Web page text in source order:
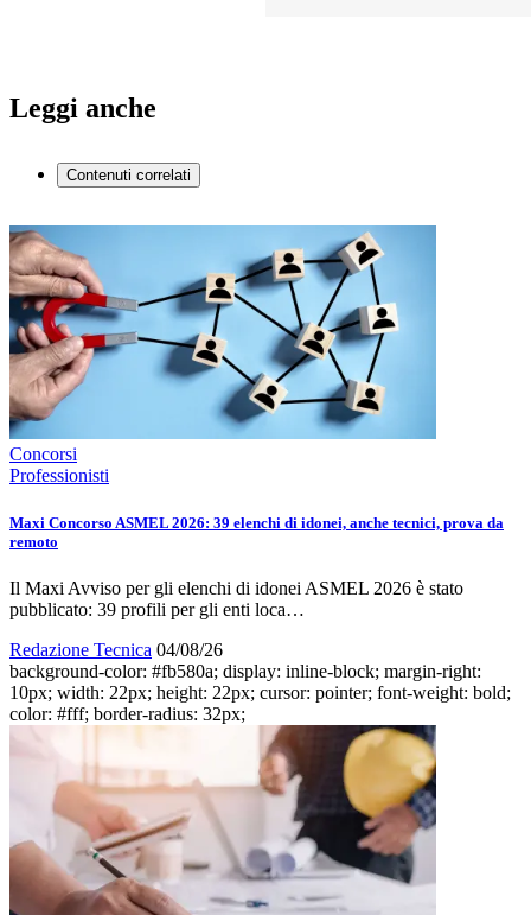
Leggi anche
Contenuti correlati
Concorsi
Professionisti
Maxi Concorso ASMEL 2026: 39 elenchi di idonei, anche tecnici, prova da
remoto
Il Maxi Avviso per gli elenchi di idonei ASMEL 2026 è stato
pubblicato: 39 profili per gli enti loca…
Redazione Tecnica 04/08/26
background-color: #fb580a; display: inline-block; margin-right:
10px; width: 22px; height: 22px; cursor: pointer; font-weight: bold;
color: #fff; border-radius: 32px;